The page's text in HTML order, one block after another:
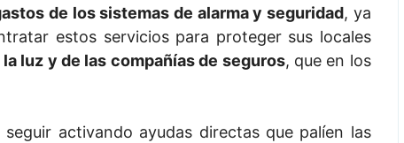
de los sistemas de alarma y seguridad, ya
estos servicios para proteger sus locales
luz y de las compañías de seguros, que en los
activando ayudas directas que palíen las